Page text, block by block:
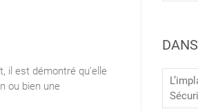
il est démontré qu’elle
ou bien une